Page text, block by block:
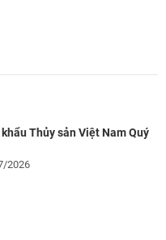
Thủy sản Việt Nam Quý
2026